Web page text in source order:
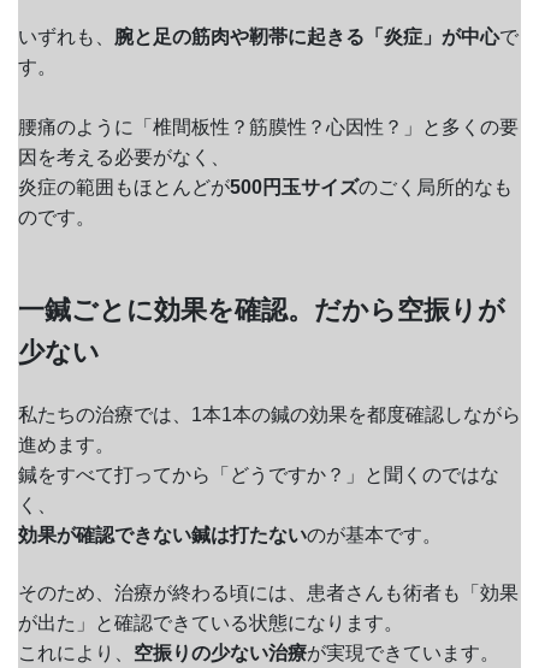
いずれも、 腕と足の筋肉や靭帯に起きる「炎症」が中心で
す。
腰痛のように「椎間板性？筋膜性？心因性？」と多くの要
因を考える必要がなく、
炎症の範囲もほとんどが500円玉サイズのごく局所的なも
のです。
一鍼ごとに効果を確認。だから空振りが
少ない
私たちの治療では、1本1本の鍼の効果を都度確認しながら
進めます。
鍼をすべて打ってから「どうですか？」と聞くのではな
く、
効果が確認できない鍼は打たないのが基本です。
そのため、治療が終わる頃には、患者さんも術者も「効果
が出た」と確認できている状態になります。
これにより、 空振りの少ない治療が実現できています。